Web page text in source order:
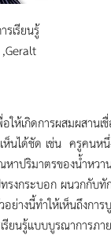
เรียนรู้
อให้เกิดการผสมผสาน
นได้ชัด เช่น ครูคนห
าปริมาตรของน้ำหว
งกระบอก ผนวกกับ
งนี้ทำให้เห็นถึงการ
ยนรู้แบบบูรณาการภา